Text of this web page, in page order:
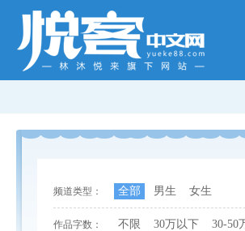
频道类型： 全部 男生 女生
作品字数： 不限 30万以下 30-50